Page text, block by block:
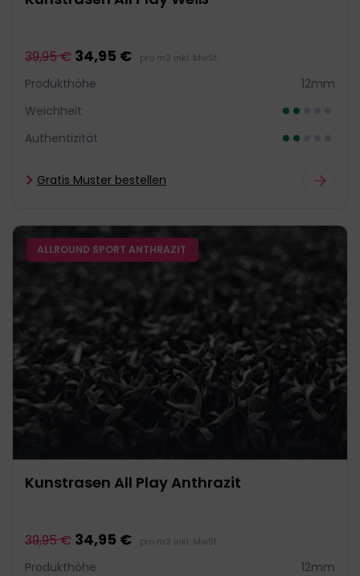
39,95 € 34,95 € pro m2 inkl. MwSt.
Produkthöhe
12mm
Weichheit
Authentizität
Gratis Muster bestellen
ALLROUND SPORT ANTHRAZIT
Kunstrasen All Play Anthrazit
39,95 € 34,95 € pro m2 inkl. MwSt.
Produkthöhe
12mm